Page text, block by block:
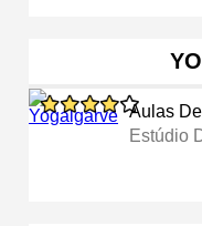
Aulas
Estúdio